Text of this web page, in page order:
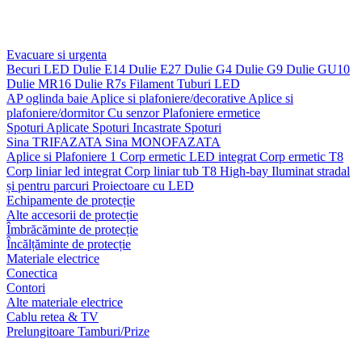
Evacuare si urgenta
Becuri LED Dulie E14 Dulie E27 Dulie G4 Dulie G9 Dulie GU10
Dulie MR16 Dulie R7s Filament Tuburi LED
AP oglinda baie Aplice si plafoniere/decorative Aplice si
plafoniere/dormitorCu senzorPlafoniere ermetice
Spoturi Aplicate Spoturi Incastrate Spoturi
Sina TRIFAZATA Sina MONOFAZATA
Aplice si Plafoniere 1 Corp ermetic LED integrat Corp ermetic T8
Corp liniar led integrat Corp liniar tub T8 High-bay Iluminat stradal
și pentru parcuri Proiectoare cu LED
Echipamente de protecție
Alte accesorii de protecție
Îmbrăcăminte de protecție
Încălțăminte de protecție
Materiale electrice
Conectica
Contori
Alte materiale electrice
Cablu retea & TV
Prelungitoare Tamburi/Prize